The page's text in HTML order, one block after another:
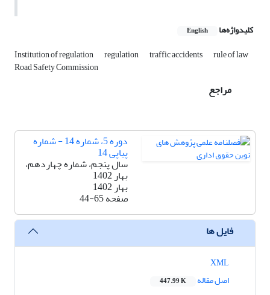
کلیدواژه‌ها English
Institution of regulation regulation traffic accidents rule of law
Road Safety Commission
مراجع
دوره 5، شماره 14 - شماره
پیاپی 14
سال پنجم، شماره چهاردهم،
بهار 1402
بهار 1402
صفحه44-65
فایل ها
اصل مقاله
447.99 K